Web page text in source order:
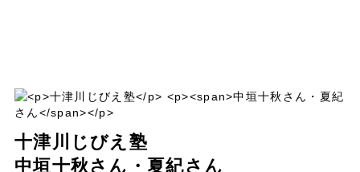
十津川じびえ塾
中垣十秋さん・夏紀さん